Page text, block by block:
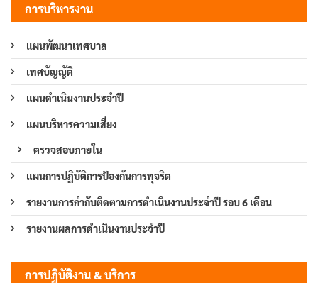
การบริหารงาน
แผนพัฒนาเทศบาล
เทศบัญญัติ
แผนดำเนินงานประจำปี
แผนบริหารความเสี่ยง
ตรวจสอบภายใน
แผนการปฏิบัติการป้องกันการทุจริต
รายงานการกำกับติดตามการดำเนินงานประจำปี รอบ 6 เดือน
รายงานผลการดำเนินงานประจำปี
การปฏิบัติงาน & บริการ